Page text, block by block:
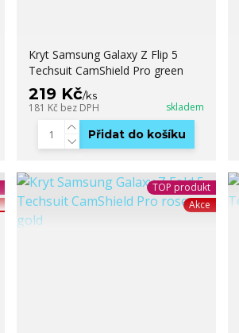
Kryt Samsung Galaxy Z Flip 5
Techsuit CamShield Pro green
219 Kč/ks
181 Kč bez DPH skladem
Přidat do košíku
TOP produkt
Akce